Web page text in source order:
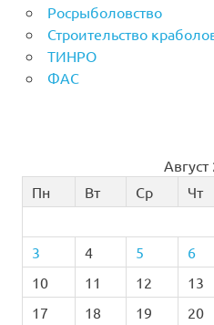
Росрыболовство
Строительство
ТИНРО
ФАС
Август
Пн
Вт Ср Чт
3
4 5 6
10
11 12 13
17
18 19 20